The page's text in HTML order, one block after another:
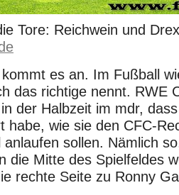
Tore: Reichwein und
es an. Im Fußball
das richtige nennt. RWE
der Halbzeit im mdr,
habe, wie sie den CFC-
anlaufen sollen. Nämlich
die Mitte des Spielfeldes
rechte Seite zu Ronny